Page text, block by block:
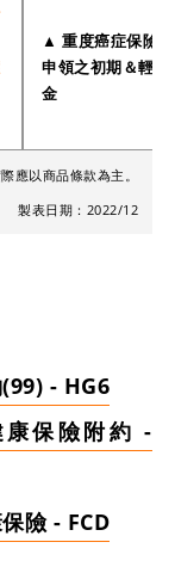
▲ 重度癌症保險
申領之初期＆輕度
金
應以商品條款為主。
製表日期：2022/12
- HG6
保險附約 -
險 - FCD